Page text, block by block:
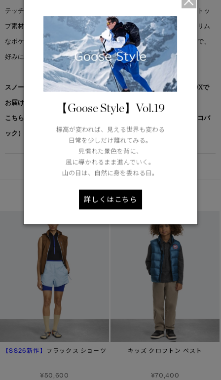
テッチを全体に施しています。軽量なシングルレイヤーのリップストッ
プ素材を使用し、インサレーション入りで快適な暖かさを提供。スリム
なポケットディテールで見た目もすっきり。フードと裾は調整可能で、
好みに合わせてフィット感をカスタマイズできます。
スノーグース by カナダグース コレクション対象商品は、専用のBOXで
お届けいたします。
こちらの商品には先着でノベルティー（オリジナルポケッタブルエコバ
ック）をプレゼント。※なくなり次第終了となります。
DETAIL
あなたへのおすすめ
【SS26新作】 フラックス ショーツ
¥50,600
キッズ クロフトン ベスト
¥70,400
【Goose Style】Vol.19
標高が変われば、見える世界も変わる
日常を少しだけ離れてみる。
見慣れた景色を背に、
風に導かれるまま進んでいく。
山の日は、自然に身を委ねる日。
詳しくはこちら